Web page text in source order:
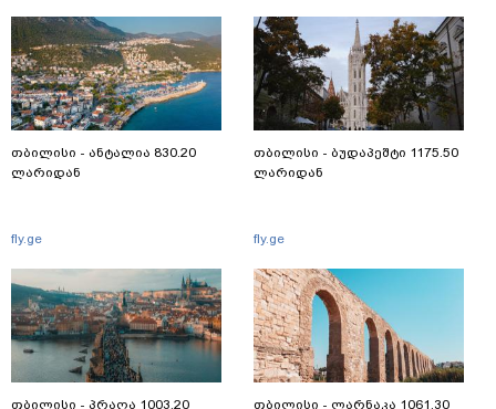
თბილისი - ანტალია 830.20
ლარიდან
fly.ge
თბილისი - პრაღა 1003.20
თბილისი - ბუდაპეშტი 1175.50
ლარიდან
fly.ge
თბილისი - ლარნაკა 1061.30